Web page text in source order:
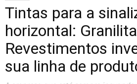
Tintas para a
horizontal:
Revestimentos
sua linha de